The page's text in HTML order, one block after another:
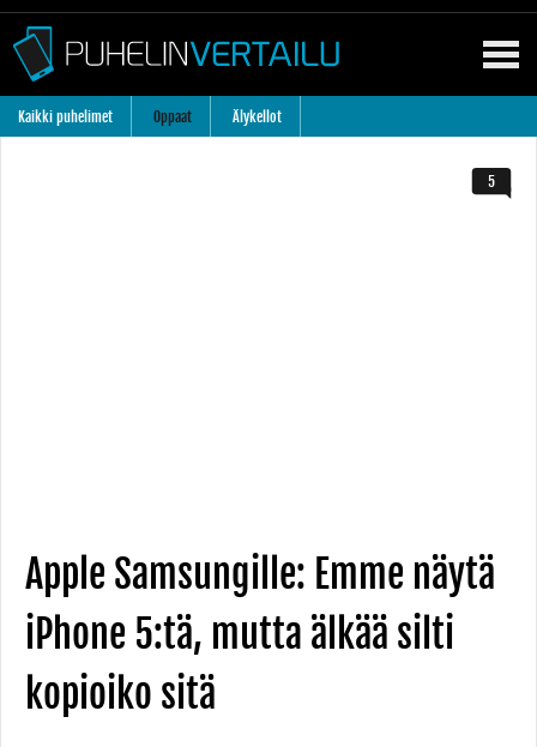
Kaikki puhelimet Oppaat Älykellot
Apple Samsungille: Emme näytä
iPhone 5:tä, mutta älkää silti
kopioiko sitä
5